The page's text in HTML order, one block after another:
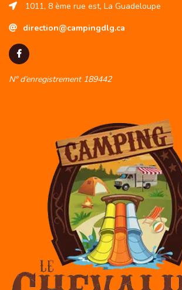
1011, 8 ème rue est, La Guadeloupe
direction@campingdlg.ca
N° d’enregistrement 189442